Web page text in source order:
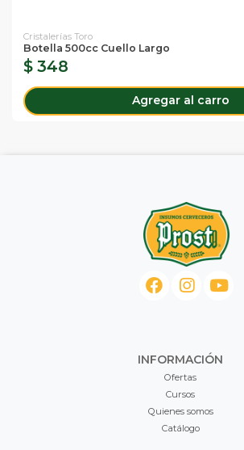
Cristalerías Toro
Botella 500cc Cuello Largo
$ 348
Agregar al carro
INFORMACIÓN
Ofertas
Cursos
Quienes somos
Catálogo